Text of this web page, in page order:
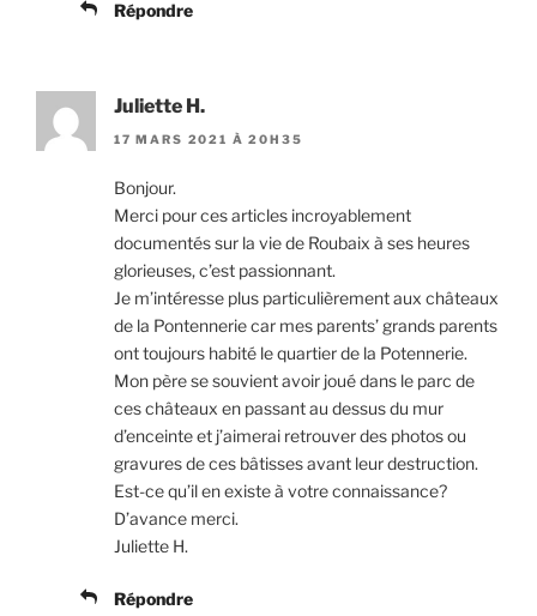
Répondre
Juliette H.
17 MARS 2021 À 20H35
Bonjour.
Merci pour ces articles incroyablement
documentés sur la vie de Roubaix à ses heures
glorieuses, c’est passionnant.
Je m’intéresse plus particulièrement aux châteaux
de la Pontennerie car mes parents’ grands parents
ont toujours habité le quartier de la Potennerie.
Mon père se souvient avoir joué dans le parc de
ces châteaux en passant au dessus du mur
d’enceinte et j’aimerai retrouver des photos ou
gravures de ces bâtisses avant leur destruction.
Est-ce qu’il en existe à votre connaissance?
D’avance merci.
Juliette H.
Répondre